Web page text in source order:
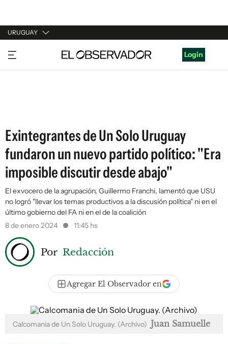
URUGUAY
URUGUAY
ARGENTINA
Login
Exintegrantes de Un Solo Uruguay
fundaron un nuevo partido político: "Era
imposible discutir desde abajo"
El exvocero de la agrupación, Guillermo Franchi, lamentó que USU
no logró "llevar los temas productivos a la discusión política" ni en el
último gobierno del FA ni en el de la coalición
8 de enero 2024
11:45 hs
Por Redacción
Agregar El Observador en
Calcomania de Un Solo Uruguay. (Archivo) Juan Samuelle